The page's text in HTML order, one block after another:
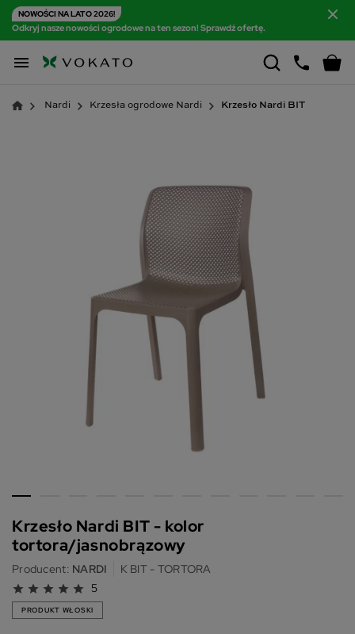
NOWOŚCI NA LATO 2026!
Odkryj nasze nowości ogrodowe na ten sezon! Sprawdź ofertę.

Nardi Krzesła ogrodowe Nardi Krzesło Nardi BIT
Krzesło Nardi BIT - kolor
tortora/jasnobrązowy
Producent: NARDI K BIT - TORTORA
star star star star star 5
PRODUKT WŁOSKI